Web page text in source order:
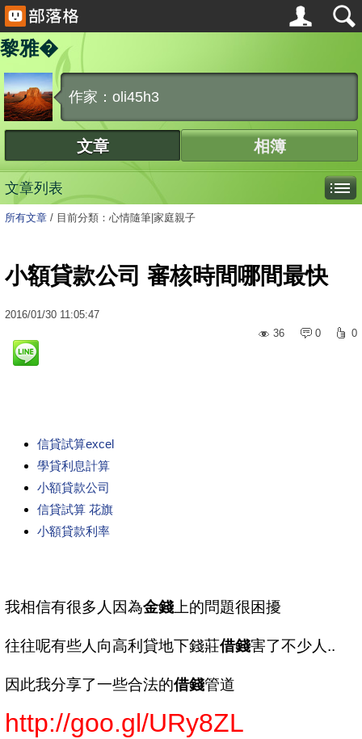
黎雅�
作家：oli45h3
文章 相簿
文章列表
所有文章 / 目前分類：心情隨筆|家庭親子
小額貸款公司 審核時間哪間最快
2016/01/30 11:05:47
36
0 0
信貸試算excel
學貸利息計算
小額貸款公司
信貸試算 花旗
小額貸款利率
我相信有很多人因為金錢 上的問題很困擾
往往呢有些人向高利貸地下錢莊借錢害了不少人..
因此我分享了一些合法的借錢管道
http://goo.gl/URy8ZL